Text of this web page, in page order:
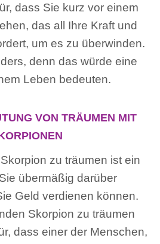
dass Sie kurz vor einem
das all Ihre Kraft und
um es zu überwinden.
denn das würde eine
Leben bedeuten.
VON TRÄUMEN MIT
zu träumen ist ein
übermäßig darüber
Geld verdienen können.
Skorpion zu träumen
dass einer der Menschen,